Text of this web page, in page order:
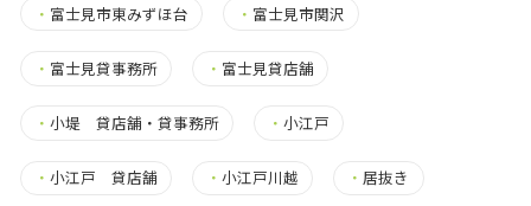
・ 富士見市東みずほ台 ・ 富士見市関沢
・ 富士見貸事務所 ・ 富士見貸店舗
・ 小堤 貸店舗・貸事務所 ・小江戸
・ 小江戸 貸店舗 ・小江戸川越 ・居抜き